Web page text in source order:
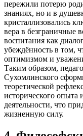
пережили потерю
знаниях, но и в
кристаллизовались
вера в безграничные
воспитания как
убеждённость в том,
оптимизмом и
Таким образом,
Сухомлинского
теоретической
исторического опыта
деятельности, что
жизненную силу.